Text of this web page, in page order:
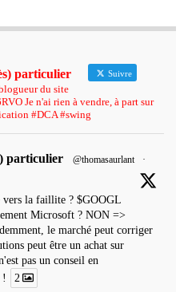
particulier Suivre
du site
Je n'ai rien à vendre, à part sur
#DCA #swing
particulier @thomasaurlant
·
la faillite ? $GOOGL
Microsoft ? NON =>
le marché peut corriger
peut être un achat sur
pas un conseil en
!
2